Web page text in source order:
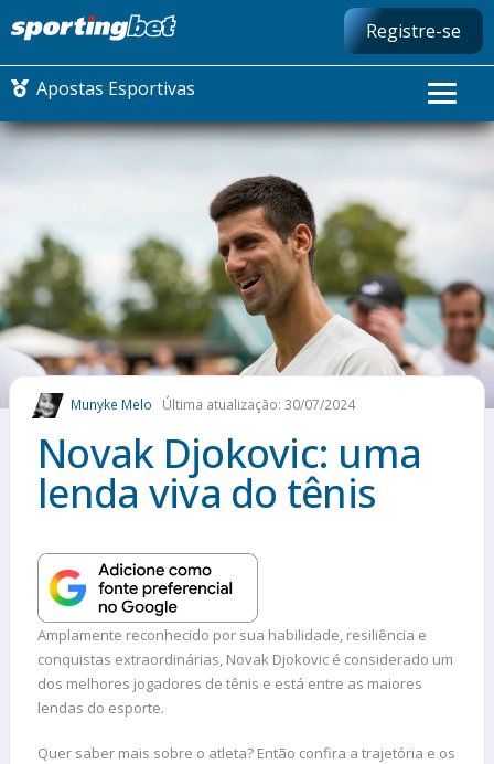
Registre-se
Apostas Esportivas
CONMEBOL LIBERTADORES
FUTEBOL NACIONAL
FUTEBOL INTERNACIONAL
COMO APOSTAR
MAIS ESPORTES
Munyke Melo Última atualização: 30/07/2024
Novak Djokovic: uma
lenda viva do tênis
Amplamente reconhecido por sua habilidade, resiliência e
conquistas extraordinárias, Novak Djokovic é considerado um
dos melhores jogadores de tênis e está entre as maiores
lendas do esporte.
Quer saber mais sobre o atleta? Então confira a trajetória e os